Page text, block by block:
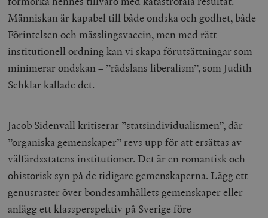
Människan är kapabel till både ondska och godhet, både
Förintelsen och mässlingsvaccin, men med rätt
institutionell ordning kan vi skapa förutsättningar som
minimerar ondskan– ”rädslans liberalism”, som Judith
Schklar kallade det.
Jacob Sidenvall kritiserar ”statsindividualismen”, där
”organiska gemenskaper” revs upp för att ersättas av
välfärdsstatens institutioner. Det är en romantisk och
ohistorisk syn på de tidigare gemenskaperna. Lägg ett
genusraster över bondesamhällets gemenskaper eller
anlägg ett klassperspektiv på Sverige före